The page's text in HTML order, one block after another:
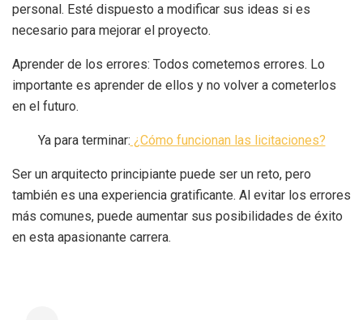
personal. Esté dispuesto a modificar sus ideas si es
necesario para mejorar el proyecto.
Aprender de los errores: Todos cometemos errores. Lo
importante es aprender de ellos y no volver a cometerlos
en el futuro.
Ya para terminar: ¿Cómo funcionan las licitaciones?
Ser un arquitecto principiante puede ser un reto, pero
también es una experiencia gratificante. Al evitar los errores
más comunes, puede aumentar sus posibilidades de éxito
en esta apasionante carrera.